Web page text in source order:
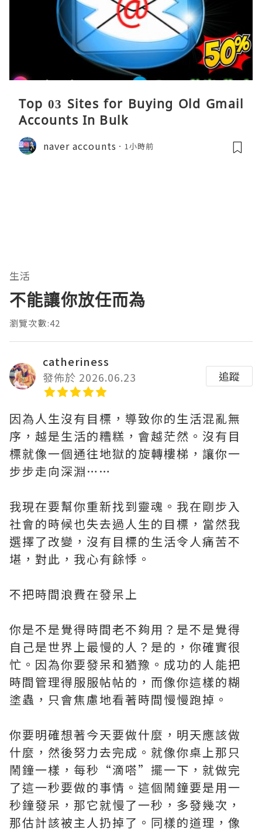
Top 03 Sites for Buying Old Gmail
Accounts In Bulk
naver accounts 1小時前
生活
不能讓你放任而為
瀏覽次數:42
catheriness
發佈於 2026.06.23
追蹤
因為人生沒有目標，導致你的生活混亂無
序，越是生活的糟糕，會越茫然。沒有目
標就像一個通往地獄的旋轉樓梯，讓你一
步步走向深淵……
我現在要幫你重新找到靈魂。我在剛步入
社會的時候也失去過人生的目標，當然我
選擇了改變，沒有目標的生活令人痛苦不
堪，對此，我心有餘悸。
不把時間浪費在發呆上
你是不是覺得時間老不夠用？是不是覺得
自己是世界上最慢的人？是的，你確實很
忙。因為你要發呆和猶豫。成功的人能把
時間管理得服服帖帖的，而像你這樣的糊
塗蟲，只會焦慮地看著時間慢慢跑掉。
你要明確想著今天要做什麼，明天應該做
什麼，然後努力去完成。就像你桌上那只
鬧鐘一樣，每秒“滴嗒”擺一下，就做完
了這一秒要做的事情。這個鬧鐘要是用一
秒鐘發呆，那它就慢了一秒，多發幾次，
那估計該被主人扔掉了。同樣的道理，像